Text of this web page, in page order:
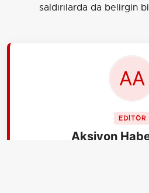
saldırılarda da belirgin
EDİTÖR
Aksiyon